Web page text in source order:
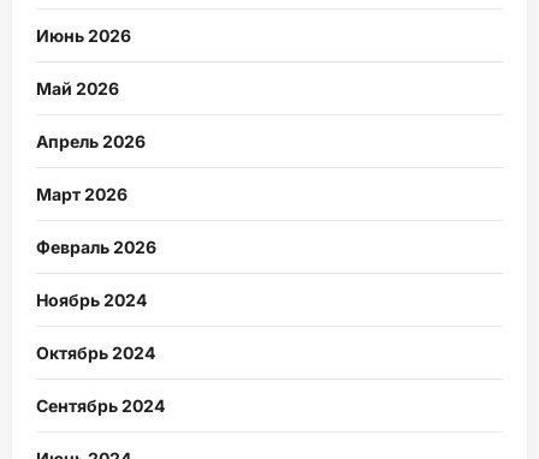
Июнь 2026
Май 2026
Апрель 2026
Март 2026
Февраль 2026
Ноябрь 2024
Октябрь 2024
Сентябрь 2024